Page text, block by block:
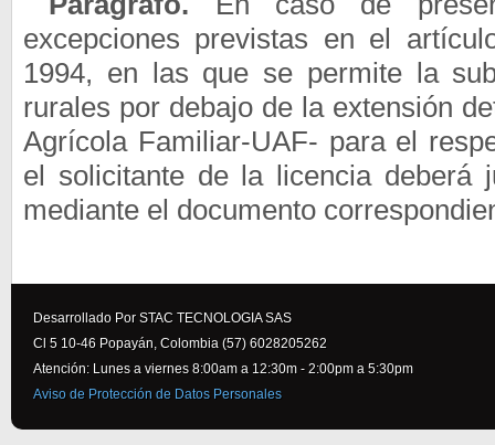
excepciones previstas en el
1994, en las que se permite la
rurales por debajo de la extensión
Agrícola Familiar-UAF- para el
el solicitante de la licencia deberá
mediante el documento
Desarrollado Por STAC TECNOLOGIA SAS
Cl 5 10-46 Popayán, Colombia (57) 6028205262
Atención: Lunes a viernes 8:00am a 12:30m - 2:00pm a 5:30pm
Aviso de Protección de Datos Personales